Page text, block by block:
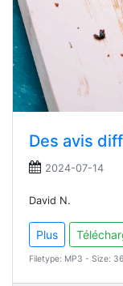
Des avis
2024-07-14
David N.
Plus
Filetype: MP3 - Size: